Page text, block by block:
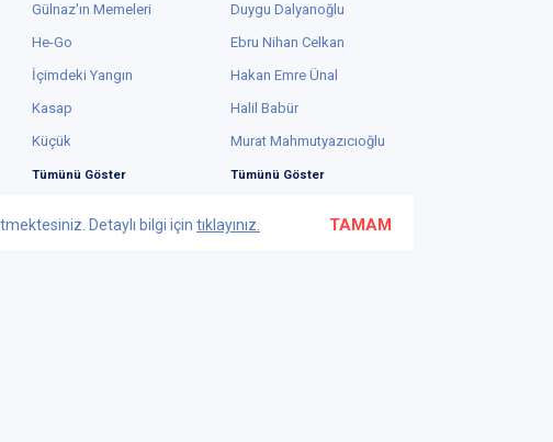
Detaylı bilgi için tıklayınız. TAMAM
Gülnaz'ın Memeleri
He-Go
İçimdeki Yangın
Kasap
Küçük
Tümünü Göster
Duygu Dalyanoğlu
Ebru Nihan Celkan
Hakan Emre Ünal
Halil Babür
Murat Mahmutyazıcıoğlu
Tümünü Göster